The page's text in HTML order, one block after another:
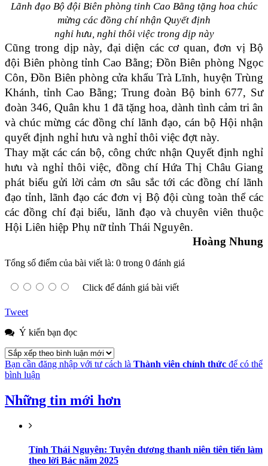
Lãnh đạo Bộ đội Biên phòng tỉnh Cao Bằng tặng hoa chúc
mừng các đồng chí nhận Quyết định
nghỉ hưu, nghỉ thôi việc trong dịp này
Cũng trong dịp này, đại diện các cơ quan, đơn vị Bộ
đội Biên phòng tỉnh Cao Bằng; Đồn Biên phòng Ngọc
Côn, Đồn Biên phòng cửa khẩu Trà Lĩnh, huyện Trùng
Khánh, tỉnh Cao Bằng; Trung đoàn Bộ binh 677, Sư
đoàn 346, Quân khu 1 đã tặng hoa, dành tình cảm tri ân
và chúc mừng các đồng chí lãnh đạo, cán bộ Hội nhận
quyết định nghỉ hưu và nghỉ thôi việc đợt này.
Thay mặt các cán bộ, công chức nhận Quyết định nghỉ
hưu và nghỉ thôi việc, đồng chí Hứa Thị Châu Giang
phát biểu gửi lời cảm ơn sâu sắc tới các đồng chí lãnh
đạo tỉnh, lãnh đạo các đơn vị Bộ đội cùng toàn thể các
các đồng chí đại biểu, lãnh đạo và chuyên viên thuộc
Hội Liên hiệp Phụ nữ tỉnh Thái Nguyên.
Hoàng Nhung
Tổng số điểm của bài viết là: 0 trong 0 đánh giá
Click để đánh giá bài viết
Tweet
Ý kiến bạn đọc
Bạn cần đăng nhập với tư cách là Thành viên chính thức để có thể
bình luận
Những tin mới hơn
Tỉnh Thái Nguyên: Tuyên dương thanh niên tiên tiến làm
theo lời Bác năm 2025